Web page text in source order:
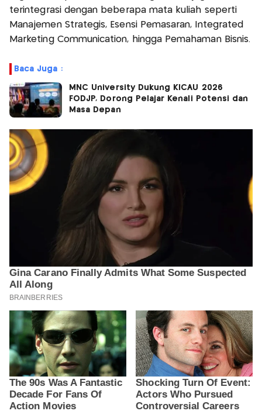
terintegrasi dengan beberapa mata kuliah seperti
Manajemen Strategis, Esensi Pemasaran, Integrated
Marketing Communication, hingga Pemahaman Bisnis.
Baca Juga :
MNC University Dukung KICAU 2026
FODJP, Dorong Pelajar Kenali Potensi dan
Masa Depan